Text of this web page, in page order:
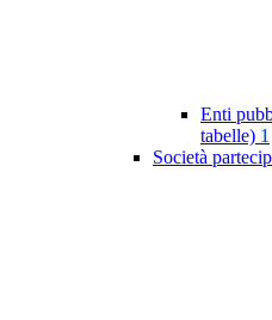
Enti
tabelle) 1
Società